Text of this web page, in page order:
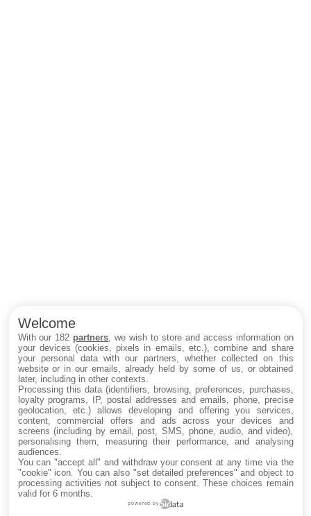
Welcome
With our 182 partners , we wish to store and access information on
your devices (cookies, pixels in emails, etc.), combine and share
your personal data with our partners, whether collected on this
website or in our emails, already held by some of us, or obtained
later, including in other contexts.
Processing this data (identifiers, browsing, preferences, purchases,
loyalty programs, IP, postal addresses and emails, phone, precise
geolocation, etc.) allows developing and offering you services,
content, commercial offers and ads across your devices and
screens (including by email, post, SMS, phone, audio, and video),
personalising them, measuring their performance, and analysing
audiences.
You can "accept all" and withdraw your consent at any time via the
"cookie" icon . You can also "set detailed preferences" and object to
processing activities not subject to consent. These choices remain
valid for 6 months.
powered by